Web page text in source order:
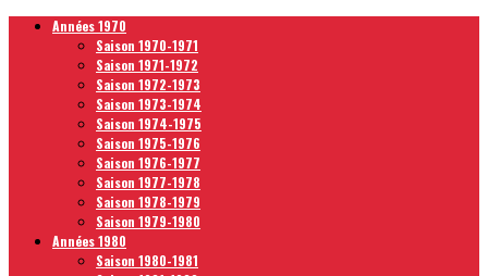
Années 1970
Saison 1970-1971
Saison 1971-1972
Saison 1972-1973
Saison 1973-1974
Saison 1974-1975
Saison 1975-1976
Saison 1976-1977
Saison 1977-1978
Saison 1978-1979
Saison 1979-1980
Années 1980
Saison 1980-1981